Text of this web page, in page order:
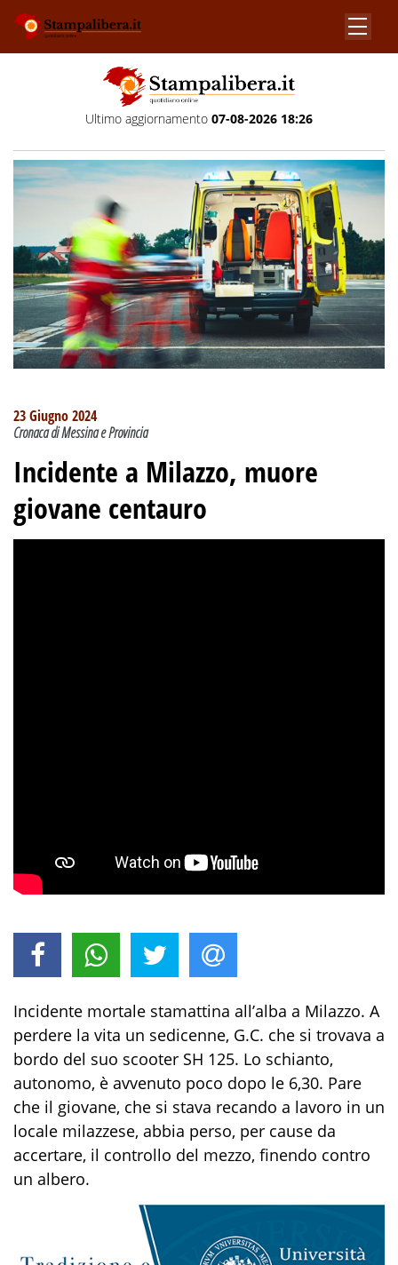
Ultimo aggiornamento 07-08-2026 18:26
23 Giugno 2024
Cronaca di Messina e Provincia
Incidente a Milazzo, muore
giovane centauro
Incidente mortale stamattina all’alba a Milazzo. A
perdere la vita un sedicenne, G.C. che si trovava a
bordo del suo scooter SH 125. Lo schianto,
autonomo, è avvenuto poco dopo le 6,30. Pare
che il giovane, che si stava recando a lavoro in un
locale milazzese, abbia perso, per cause da
accertare, il controllo del mezzo, finendo contro
un albero.